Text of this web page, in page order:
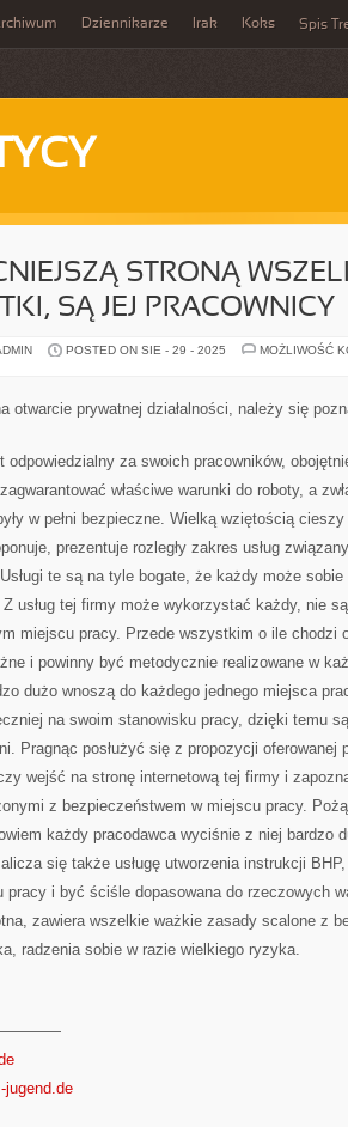
Dziennikarze Irak Koks Spis
STRONĄ
SĄ JEJ PRACOWNICY
POSTED ON SIE - 29 - 2025
MOŻLIWOŚĆ
otwarcie prywatnej działalności, należy się
odpowiedzialny za swoich pracowników,
właściwe warunki do roboty, a
w pełni bezpieczne. Wielką wziętością
prezentuje rozległy zakres usług
te są na tyle bogate, że każdy może
usług tej firmy może wykorzystać każdy, nie
miejscu pracy. Przede wszystkim o ile chodzi
i powinny być metodycznie realizowane w
dużo wnoszą do każdego jednego miejsca
na swoim stanowisku pracy, dzięki temu
Pragnąc posłużyć się z propozycji oferowanej
wejść na stronę internetową tej firmy i
z bezpieczeństwem w miejscu pracy.
każdy pracodawca wyciśnie z niej bardzo
się także usługę utworzenia instrukcji
pracy i być ściśle dopasowana do rzeczowych
zawiera wszelkie ważkie zasady scalone z
radzenia sobie w razie wielkiego ryzyka.
jugend.de